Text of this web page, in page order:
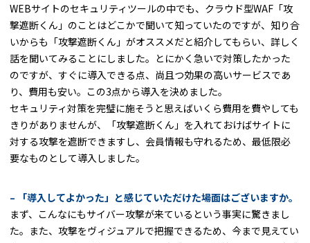
WEBサイトのセキュリティツールの中でも、クラウド型WAF「攻
撃遮断くん」のことはどこかで聞いて知っていたのですが、知り合
いからも「攻撃遮断くん」がオススメだと紹介してもらい、詳しく
話を聞いてみることにしました。とにかく急いで対策したかった
のですが、すぐに導入できる点、尚且つ効果の高いサービスであ
り、費用も安い。この3点から導入を決めました。
セキュリティ対策を完璧に施そうと思えばいくら費用を費やしても
きりがありませんが、「攻撃遮断くん」を入れておけばサイトに
対する攻撃を遮断できますし、会員情報も守れるため、最低限必
要なものとして導入しました。
– 「導入してよかった」と感じていただけた場面はございますか。
まず、こんなにもサイバー攻撃が来ているという事実に驚きまし
た。また、攻撃をヴィジュアルで把握できるため、今まで見えてい